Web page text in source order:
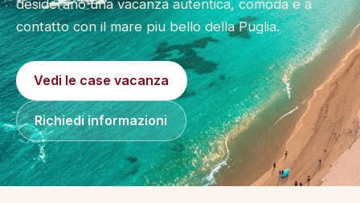
desiderano una vacanza autentica, comoda e a
contatto con il mare piu bello della Puglia.
Vedi le case vacanza
Richiedi informazioni